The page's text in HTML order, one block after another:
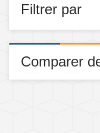
Filtrer par
Comparer